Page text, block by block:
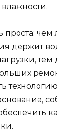
проста:
держит